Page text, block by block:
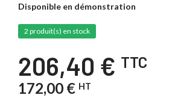
Disponible en démonstration
2 produit(s) en stock
206,40 € TTC
172,00 € HT